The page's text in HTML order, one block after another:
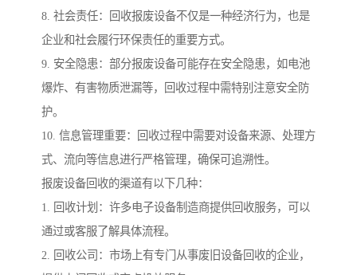
8. 社会责任：回收报废设备不仅是一种经济行为，也是
企业和社会履行环保责任的重要方式。
9. 安全隐患：部分报废设备可能存在安全隐患，如电池
爆炸、有害物质泄漏等，回收过程中需特别注意安全防
护。
10. 信息管理重要：回收过程中需要对设备来源、处理方
式、流向等信息进行严格管理，确保可追溯性。
报废设备回收的渠道有以下几种：
1. 回收计划：许多电子设备制造商提供回收服务，可以
通过或客服了解具体流程。
2. 回收公司：市场上有专门从事废旧设备回收的企业，